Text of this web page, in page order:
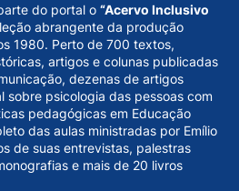
do portal o “Acervo Inclusivo
abrangente da produção
1980. Perto de 700 textos,
artigos e colunas publicadas
dezenas de artigos
sobre psicologia das pessoas com
pedagógicas em Educação
das aulas ministradas por Emílio
de suas entrevistas, palestras
e mais de 20 livros